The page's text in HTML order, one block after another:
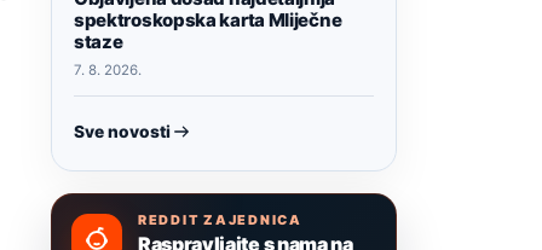
spektroskopska karta Mliječne
staze
7. 8. 2026.
Sve novosti
REDDIT ZAJEDNICA
Raspravljajte s nama na